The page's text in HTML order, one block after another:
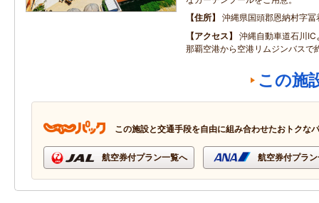
住所
沖縄県国頭郡恩納村字
アクセス
沖縄自動車道石川
那覇空港から空港リムジンバスで
この施
この施設と交通手段を自由に組み合わせたおトクな
航空券付プラン一覧へ 航空券付プラ